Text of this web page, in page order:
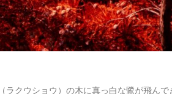
クウショウ）の木に真っ白な鷺が飛んで